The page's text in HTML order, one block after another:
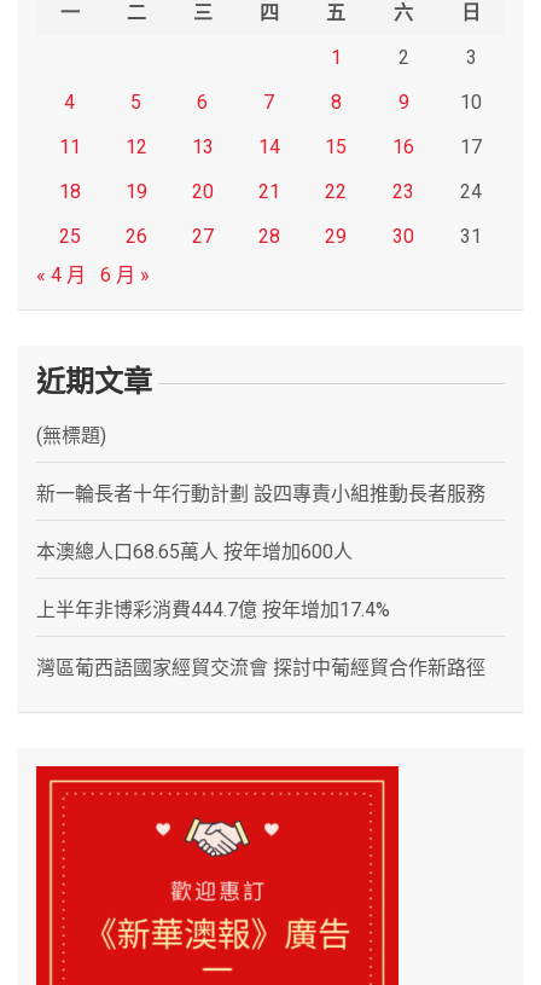
一 二 三 四 五 六
日
1
2
3
4
5 6 7 8 9
10
11
12 13 14 15 16
17
18
19 20 21 22 23
24
25
26 27 28 29 30
31
« 4 月
6 月 »
近期文章
(無標題)
新一輪長者十年行動計劃 設四專責小組推動長者服務
本澳總人口68.65萬人 按年增加600人
上半年非博彩消費444.7億 按年增加17.4%
灣區葡西語國家經貿交流會 探討中葡經貿合作新路徑